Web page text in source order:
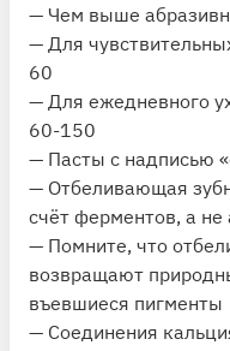
— Чем выше
— Для
60
— Для ежедневного
60-150
— Пасты с надписью
— Отбеливающая
счёт ферментов, а
— Помните, что
возвращают
въевшиеся пигменты
— Соединения